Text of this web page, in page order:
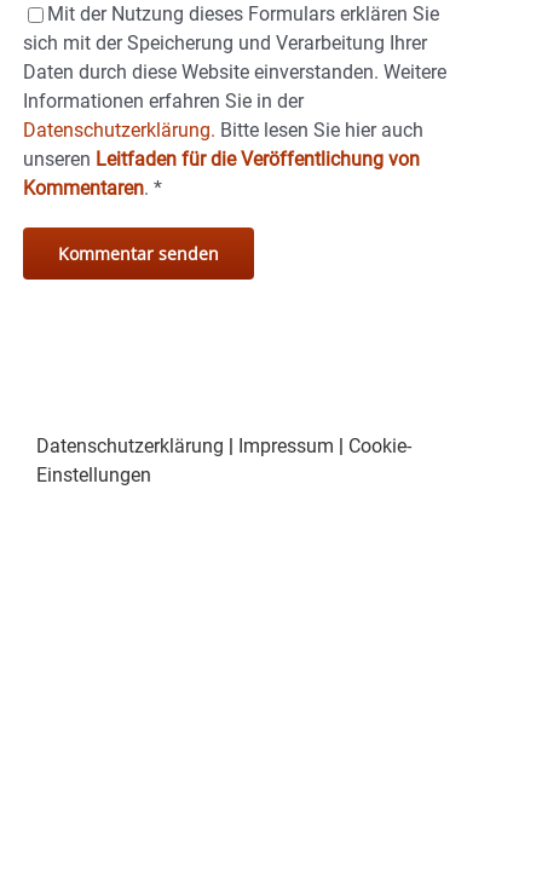
Mit der Nutzung dieses Formulars erklären Sie
sich mit der Speicherung und Verarbeitung Ihrer
Daten durch diese Website einverstanden. Weitere
Informationen erfahren Sie in der
Datenschutzerklärung. Bitte lesen Sie hier auch
unseren Leitfaden für die Veröffentlichung von
Kommentaren. *
Datenschutzerklärung | Impressum | Cookie-
Einstellungen